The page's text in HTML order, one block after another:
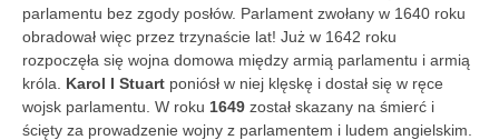
parlamentu bez zgody posłów. Parlament zwołany w 1640 roku
obradował więc przez trzynaście lat! Już w 1642 roku
rozpoczęła się wojna domowa między armią parlamentu i armią
króla. Karol I Stuart poniósł w niej klęskę i dostał się w ręce
wojsk parlamentu. W roku 1649 został skazany na śmierć i
ścięty za prowadzenie wojny z parlamentem i ludem angielskim.